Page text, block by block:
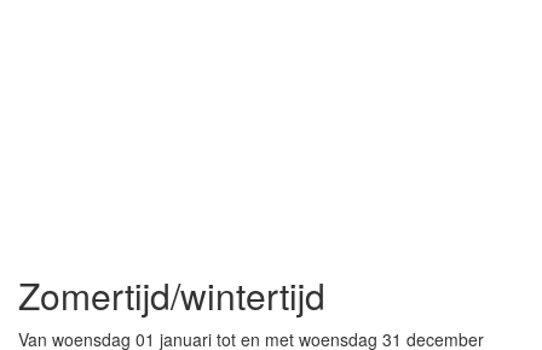
Zomertijd/wintertijd
Van woensdag 01 januari tot en met woensdag 31 december